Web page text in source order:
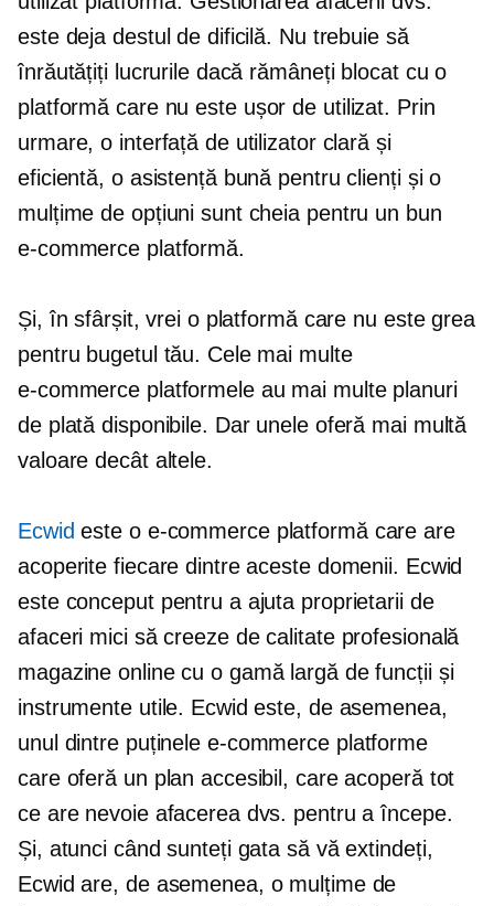
este deja destul de dificilă. Nu trebuie să
înrăutățiți lucrurile dacă rămâneți blocat cu o
platformă care nu este ușor de utilizat. Prin
urmare, o interfață de utilizator clară și
eficientă, o asistență bună pentru clienți și o
mulțime de opțiuni sunt cheia pentru un bun
e-commerce platformă.
Și, în sfârșit, vrei o platformă care nu este grea
pentru bugetul tău. Cele mai multe
e-commerce platformele au mai multe planuri
de plată disponibile. Dar unele oferă mai multă
valoare decât altele.
Ecwid este o e-commerceplatformă care are
acoperite fiecare dintre aceste domenii. Ecwid
este conceput pentru a ajuta proprietarii de
afaceri mici să creeze de calitate profesională
magazine online cu o gamă largă de funcții și
instrumente utile. Ecwid este, de asemenea,
unul dintre puținele e-commerceplatforme
care oferă un plan accesibil, care acoperă tot
ce are nevoie afacerea dvs. pentru a începe.
Și, atunci când sunteți gata să vă extindeți,
Ecwid are, de asemenea, o mulțime de